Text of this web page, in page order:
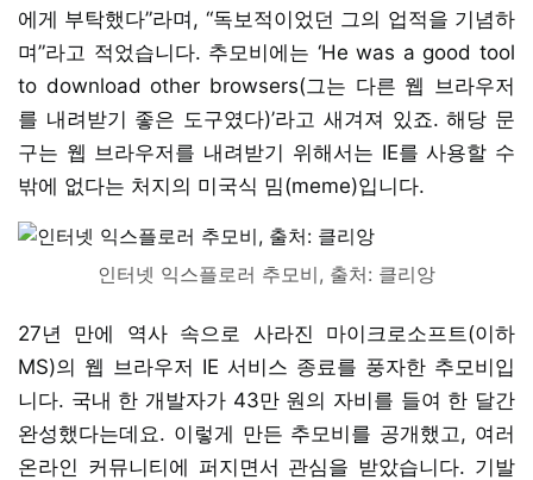
에게 부탁했다”라며, “독보적이었던 그의 업적을 기념하
며”라고 적었습니다. 추모비에는 ‘He was a good tool
to download other browsers(그는 다른 웹 브라우저
를 내려받기 좋은 도구였다)’라고 새겨져 있죠. 해당 문
구는 웹 브라우저를 내려받기 위해서는 IE를 사용할 수
밖에 없다는 처지의 미국식 밈(meme)입니다.
인터넷 익스플로러 추모비, 출처: 클리앙
27년 만에 역사 속으로 사라진 마이크로소프트(이하
MS)의 웹 브라우저 IE 서비스 종료를 풍자한 추모비입
니다. 국내 한 개발자가 43만 원의 자비를 들여 한 달간
완성했다는데요. 이렇게 만든 추모비를 공개했고, 여러
온라인 커뮤니티에 퍼지면서 관심을 받았습니다. 기발